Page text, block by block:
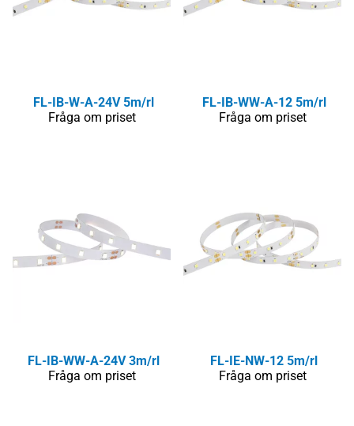
FL-IB-W-A-24V 5m/rl
Fråga om priset
FL-IB-WW-A-12 5m/rl
Fråga om priset
FL-IB-WW-A-24V 3m/rl
Fråga om priset
FL-IE-NW-12 5m/rl
Fråga om priset